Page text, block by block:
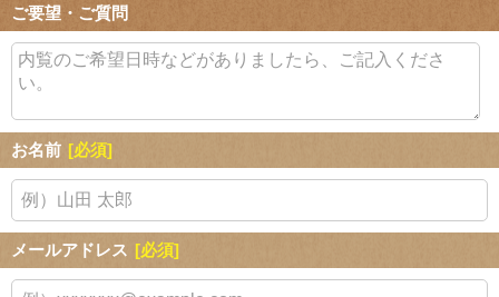
ご要望・ご質問
お名前 [必須]
メールアドレス [必須]